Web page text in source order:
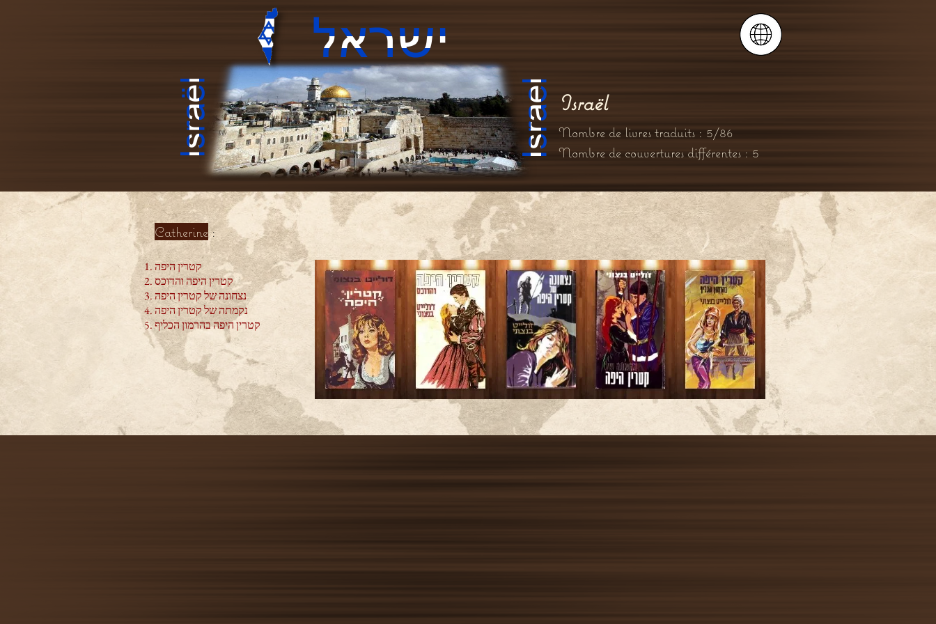
Israël
Nombre de livres traduits : 5/86
Nombre de couvertures différentes : 5
Catherine:
קטרין היפה
קטרין היפה והדוכס
נצחונה של קטרין היפה
נקמתה של קטרין היפה
קטרין היפה בהרמון הכליף